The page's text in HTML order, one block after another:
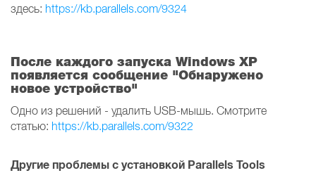
здесь: https://kb.parallels.com/9324
После каждого запуска Windows XP
появляется сообщение "Обнаружено
новое устройство"
Одно из решений - удалить USB-мышь. Смотрите
статью: https://kb.parallels.com/9322
Другие проблемы с установкой Parallels Tools